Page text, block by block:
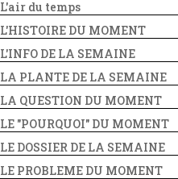
L'air du temps
L'HISTOIRE DU MOMENT
L'INFO DE LA SEMAINE
LA PLANTE DE LA SEMAINE
LA QUESTION DU MOMENT
LE "POURQUOI" DU MOMENT
LE DOSSIER DE LA SEMAINE
LE PROBLEME DU MOMENT